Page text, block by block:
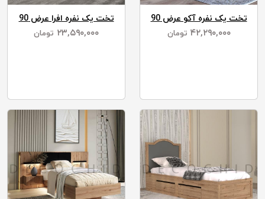
تخت یک نفره افرا عرض 90
۲۳,۵۹۰,۰۰۰ تومان
تخت یک نفره آکو عرض 90
۴۲,۲۹۰,۰۰۰ تومان